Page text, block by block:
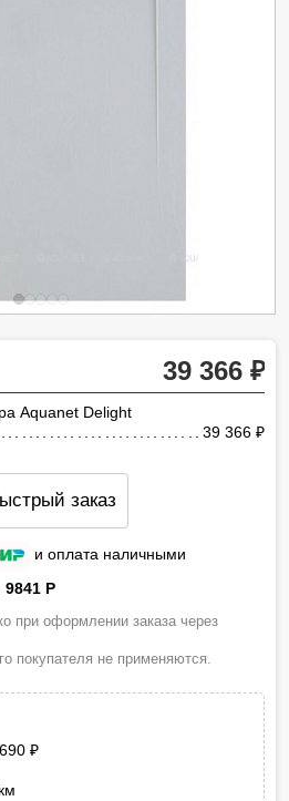
39 366
Aquanet Delight
39 366
заказ
и оплата наличными
9841 P
при оформлении заказа через
покупателя не применяются.
руб.